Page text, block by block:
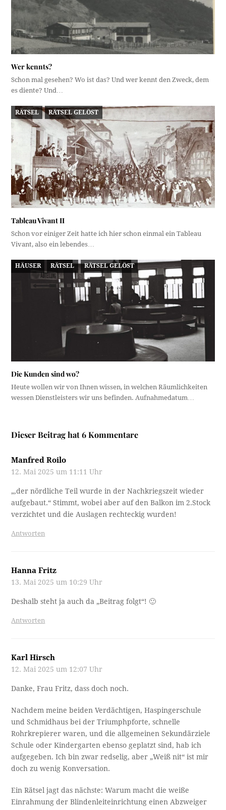
Wer kennts?
Schon mal gesehen? Wo ist das? Und wer kennt den Zweck, dem
es diente? Und…
RÄTSEL RÄTSEL GELÖST
Tableau Vivant II
Schon vor einiger Zeit hatte ich hier schon einmal ein Tableau
Vivant, also ein lebendes…
HÄUSER RÄTSEL RÄTSEL GELÖST
Die Kunden sind wo?
Heute wollen wir von Ihnen wissen, in welchen Räumlichkeiten
wessen Dienstleisters wir uns befinden. Aufnahmedatum…
Dieser Beitrag hat 6 Kommentare
Manfred Roilo
12. Mai 2025 um 11:11 Uhr
„,der nördliche Teil wurde in der Nachkriegszeit wieder
aufgebaut.“ Stimmt, wobei aber auf den Balkon im 2.Stock
verzichtet und die Auslagen rechteckig wurden!
Antworten
Hanna Fritz
13. Mai 2025 um 10:29 Uhr
Deshalb steht ja auch da „Beitrag folgt“! 🙂
Antworten
Karl Hirsch
12. Mai 2025 um 12:07 Uhr
Danke, Frau Fritz, dass doch noch.
Nachdem meine beiden Verdächtigen, Haspingerschule
und Schmidhaus bei der Triumphpforte, schnelle
Rohrkrepierer waren, und die allgemeinen Sekundärziele
Schule oder Kindergarten ebenso geplatzt sind, hab ich
aufgegeben. Ich bin zwar redselig, aber „Weiß nit“ ist mir
doch zu wenig Konversation.
Ein Rätsel jagt das nächste: Warum macht die weiße
Einrahmung der Blindenleiteinrichtung einen Abzweiger